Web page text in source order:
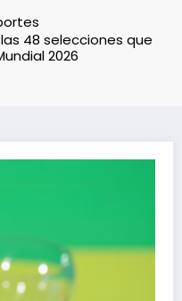
48 selecciones que
2026